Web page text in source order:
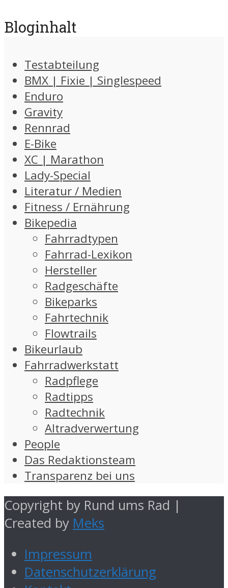
Bloginhalt
Testabteilung
BMX | Fixie | Singlespeed
Enduro
Gravity
Rennrad
E-Bike
XC | Marathon
Lady-Special
Literatur / Medien
Fitness / Ernährung
Bikepedia
Fahrradtypen
Fahrrad-Lexikon
Hersteller
Radgeschäfte
Bikeparks
Fahrtechnik
Flowtrails
Bikeurlaub
Fahrradwerkstatt
Radpflege
Radtipps
Radtechnik
Altradverwertung
People
Das Redaktionsteam
Transparenz bei uns
Copyright by Rund ums Rad |
Created by Meks
Impressum
Datenschutzerklärung